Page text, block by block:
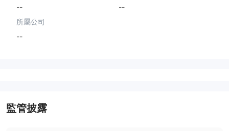
--
--
所屬公司
--
監管披露